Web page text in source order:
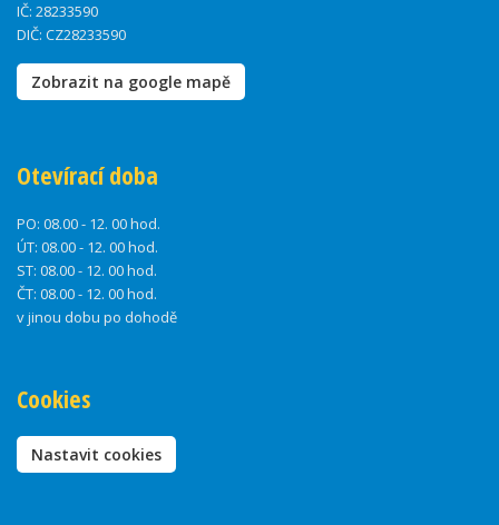
IČ: 28233590
DIČ: CZ28233590
Zobrazit na google mapě
Otevírací doba
PO: 08.00 - 12. 00 hod.
ÚT: 08.00 - 12. 00 hod.
ST: 08.00 - 12. 00 hod.
ČT: 08.00 - 12. 00 hod.
v jinou dobu po dohodě
Cookies
Nastavit cookies